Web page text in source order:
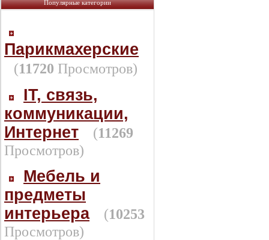
Популярные категории
Парикмахерские
(11720 Просмотров)
IT, связь,
коммуникации,
Интернет
(11269
Просмотров)
Мебель и
предметы
интерьера
(10253
Просмотров)